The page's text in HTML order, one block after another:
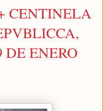
CENTINELA
ENERO